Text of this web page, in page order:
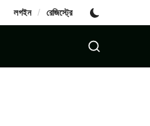
লগইন / রেজিস্ট্রে